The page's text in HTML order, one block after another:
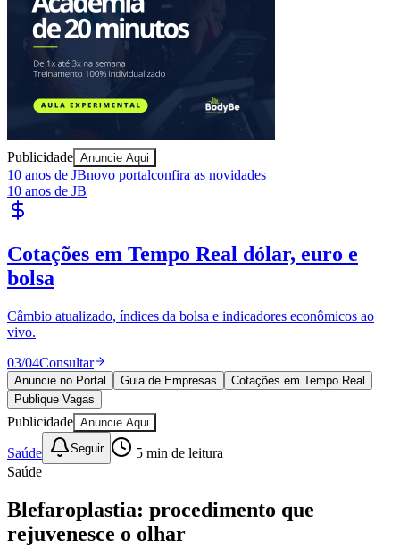
Bahia
Publicidade Anuncie Aqui
10 anos de JBnovo portalconfira as novidades
10 anos de JB
Publique Vagas encontre talentos
Publique vagas e encontre os melhores profissionais da região.
04/04Publicar
Anuncie no Portal
Publique Vagas
Publicidade Anuncie Aqui
Saúde Seguir 5min de leitura
Saúde
Blefaroplastia: procedimento que
JB Negócios e DINO
19 de março de 2025 às 16:40